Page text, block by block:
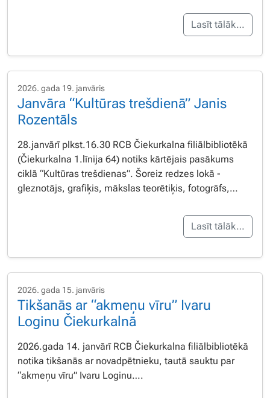
Lasīt tālāk…
2026. gada 19. janvāris
Janvāra “Kultūras trešdienā” Janis
Rozentāls
28.janvārī plkst.16.30 RCB Čiekurkalna filiālbibliotēkā
(Čiekurkalna 1.līnija 64) notiks kārtējais pasākums
ciklā “Kultūras trešdienas”. Šoreiz redzes lokā -
gleznotājs, grafiķis, mākslas teorētiķis, fotogrāfs,…
Lasīt tālāk…
2026. gada 15. janvāris
Tikšanās ar “akmeņu vīru” Ivaru
Loginu Čiekurkalnā
2026.gada 14. janvārī RCB Čiekurkalna filiālbibliotēkā
notika tikšanās ar novadpētnieku, tautā sauktu par
“akmeņu vīru” Ivaru Loginu….